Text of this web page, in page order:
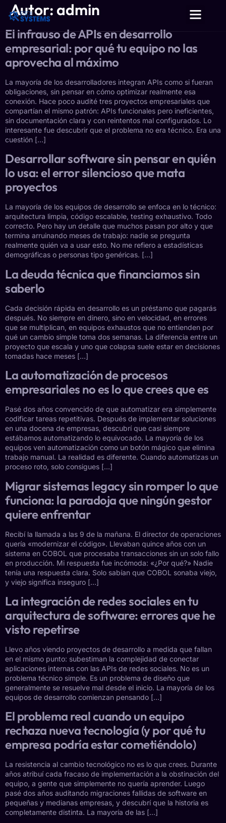
Autor:admin
El infrauso de APIs en desarrollo
empresarial: por qué tu equipo no las
aprovecha al máximo
La mayoría de los desarrolladores integran APIs como si fueran
obligaciones, sin pensar en cómo optimizar realmente esa
conexión. Hace poco audité tres proyectos empresariales que
compartían el mismo patrón: APIs funcionales pero ineficientes,
sin documentación clara y con reintentos mal configurados. Lo
interesante fue descubrir que el problema no era técnico. Era una
cuestión […]
Desarrollar software sin pensar en quién
lo usa: el error silencioso que mata
proyectos
La mayoría de los equipos de desarrollo se enfoca en lo técnico:
arquitectura limpia, código escalable, testing exhaustivo. Todo
correcto. Pero hay un detalle que muchos pasan por alto y que
termina arruinando meses de trabajo: nadie se pregunta
realmente quién va a usar esto. No me refiero a estadísticas
demográficas o personas tipo genéricas. […]
La deuda técnica que financiamos sin
saberlo
Cada decisión rápida en desarrollo es un préstamo que pagarás
después. No siempre en dinero, sino en velocidad, en errores
que se multiplican, en equipos exhaustos que no entienden por
qué un cambio simple toma dos semanas. La diferencia entre un
proyecto que escala y uno que colapsa suele estar en decisiones
tomadas hace meses […]
La automatización de procesos
empresariales no es lo que crees que es
Pasé dos años convencido de que automatizar era simplemente
codificar tareas repetitivas. Después de implementar soluciones
en una docena de empresas, descubrí que casi siempre
estábamos automatizando lo equivocado. La mayoría de los
equipos ven automatización como un botón mágico que elimina
trabajo manual. La realidad es diferente. Cuando automatizas un
proceso roto, solo consigues […]
Migrar sistemas legacy sin romper lo que
funciona: la paradoja que ningún gestor
quiere enfrentar
Recibí la llamada a las 9 de la mañana. El director de operaciones
quería «modernizar el código». Llevaban quince años con un
sistema en COBOL que procesaba transacciones sin un solo fallo
en producción. Mi respuesta fue incómoda: «¿Por qué?» Nadie
tenía una respuesta clara. Solo sabían que COBOL sonaba viejo,
y viejo significa inseguro […]
La integración de redes sociales en tu
arquitectura de software: errores que he
visto repetirse
Llevo años viendo proyectos de desarrollo a medida que fallan
en el mismo punto: subestiman la complejidad de conectar
aplicaciones internas con las APIs de redes sociales. No es un
problema técnico simple. Es un problema de diseño que
generalmente se resuelve mal desde el inicio. La mayoría de los
equipos de desarrollo comienzan pensando […]
El problema real cuando un equipo
rechaza nueva tecnología (y por qué tu
empresa podría estar cometiéndolo)
La resistencia al cambio tecnológico no es lo que crees. Durante
años atribuí cada fracaso de implementación a la obstinación del
equipo, a gente que simplemente no quería aprender. Luego
pasé dos años auditando migraciones fallidas de software en
pequeñas y medianas empresas, y descubrí que la historia es
completamente distinta. La mayoría de las […]